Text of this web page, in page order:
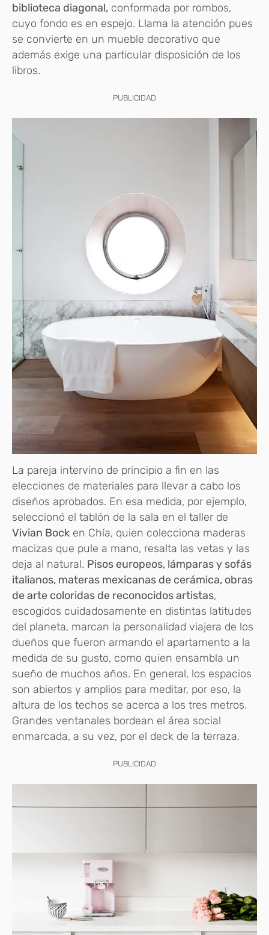
biblioteca diagonal, conformada por rombos,
cuyo fondo es en espejo. Llama la atención pues
se convierte en un mueble decorativo que
además exige una particular disposición de los
libros.
PUBLICIDAD
La pareja intervino de principio a fin en las
elecciones de materiales para llevar a cabo los
diseños aprobados. En esa medida, por ejemplo,
seleccionó el tablón de la sala en el taller de
Vivian Bock en Chía, quien colecciona maderas
macizas que pule a mano, resalta las vetas y las
deja al natural. Pisos europeos, lámparas y sofás
italianos, materas mexicanas de cerámica, obras
de arte coloridas de reconocidos artistas,
escogidos cuidadosamente en distintas latitudes
del planeta, marcan la personalidad viajera de los
dueños que fueron armando el apartamento a la
medida de su gusto, como quien ensambla un
sueño de muchos años. En general, los espacios
son abiertos y amplios para meditar, por eso, la
altura de los techos se acerca a los tres metros.
Grandes ventanales bordean el área social
enmarcada, a su vez, por el deck de la terraza.
PUBLICIDAD